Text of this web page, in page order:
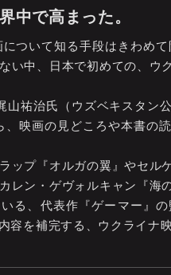
中で高まった。
ついて知る手段はきわめ
中、日本で初めての、ウ
祐治氏（ウズベキスタン
映画の見どころや本書の
ップ『オルガの翼』やセル
レン・ゲヴォルキャン『海
る、代表作『ゲーマー』
を補完する、ウクライナ